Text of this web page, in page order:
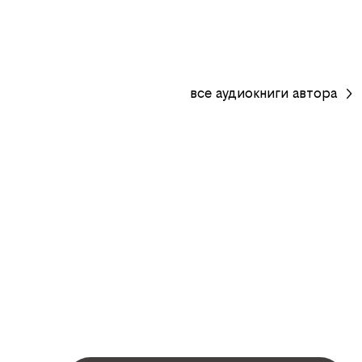
все аудиокниги автора